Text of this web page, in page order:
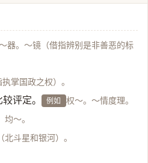
器。～镜（借指辨别是非善恶的标
掌国政之权）。
评定。 例如 权～。～情度理。
～。
北斗星和银河）。